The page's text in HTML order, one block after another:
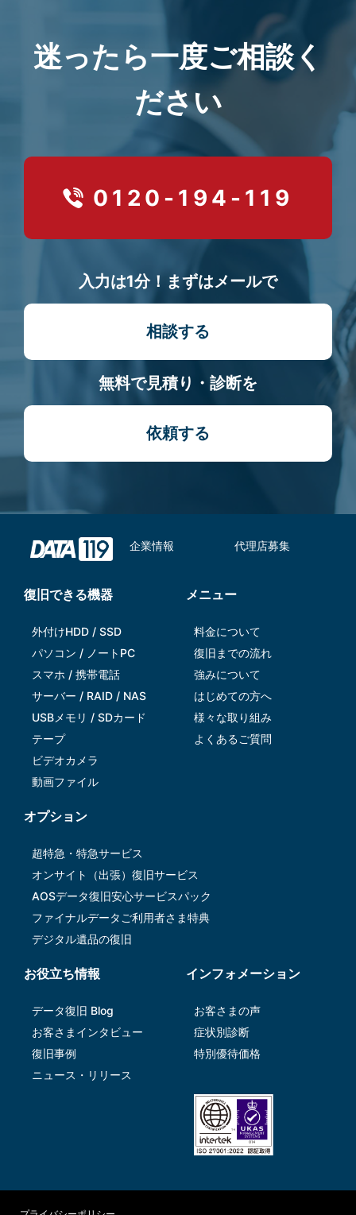
迷ったら一度ご相談く
ださい
0120-194-119
入力は1分！まずはメールで
相談する
無料で見積り・診断を
依頼する
企業情報 代理店募集
復旧できる機器
外付けHDD / SSD
パソコン / ノートPC
スマホ / 携帯電話
サーバー / RAID / NAS
USBメモリ / SDカード
テープ
ビデオカメラ
動画ファイル
メニュー
料金について
復旧までの流れ
強みについて
はじめての方へ
様々な取り組み
よくあるご質問
オプション
超特急・特急サービス
オンサイト（出張）復旧サービス
AOSデータ復旧安⼼サービスパック
ファイナルデータご利⽤者さま特典
デジタル遺品の復旧
お役立ち情報
データ復旧 Blog
お客さまインタビュー
復旧事例
ニュース・リリース
インフォメーション
お客さまの声
症状別診断
特別優待価格